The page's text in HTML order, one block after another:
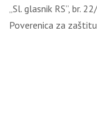
„Sl. glasnik RS”, br.
Poverenica za